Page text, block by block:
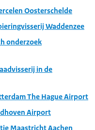
Oosterschelde
Waddenzee
onderzoek
in de
The Hague Airport
Airport
Maastricht Aachen